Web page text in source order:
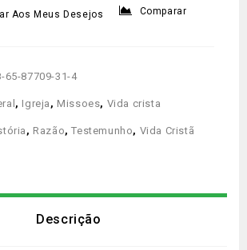
Aos Meus Desejos Comparar
65-87709-31-4
, Igreja , Missoes, Vida crista
, Razão,Testemunho, Vida Cristã
Descrição